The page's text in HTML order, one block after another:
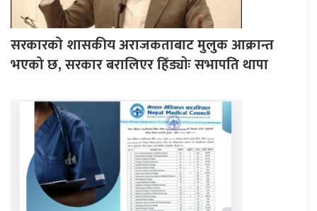
सरकारको शासकीय अराजकताबाट मुलुक आक्रान्त
भएको छ, सरकार बरालिएर हिँड्याेः सभापति थापा